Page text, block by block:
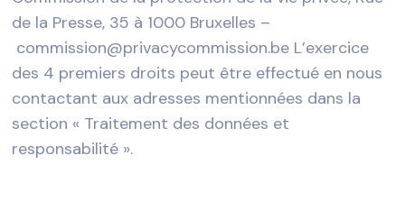
de la Presse, 35 à 1000 Bruxelles –
commission@privacycommission.be L’exercice
des 4 premiers droits peut être effectué en nous
contactant aux adresses mentionnées dans la
section « Traitement des données et
responsabilité ».